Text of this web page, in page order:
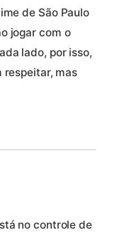
de São Paulo
jogar com o
lado, por isso,
respeitar, mas
no controle de